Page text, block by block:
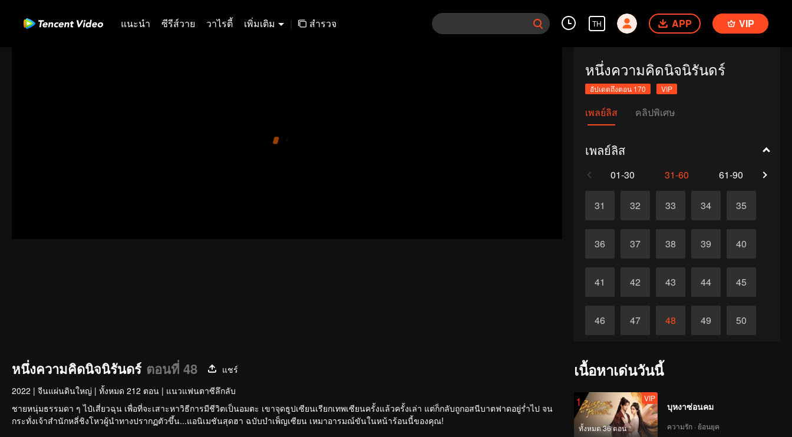
แนะนำ ซีรีส์วาย วาไรตี้ เพิ่มเติม | สำรวจ TH APP VIP
หนึ่งความคิดนิจนิรันดร์
อัปเดตถึงตอน 170 VIP
เพลย์ลิส คลิปพิเศษ
เพลย์ลิส
01-30 31-60 61-90
31 32 33 34 35
36 37 38 39 40
41 42 43 44 45
46 47 48 49 50
56 57
หนึ่งความคิดนิจนิรันดร์ ตอนที่ 48
แชร์
2022 | จีนแผ่นดินใหญ่ | ทั้งหมด 212 ตอน | แนวแฟนตาซีลึกลับ
ชายหนุ่มธรรมดา ๆ ไป๋เสี่ยวฉุน เพื่อที่จะเสาะหาวิธีการมีชีวิตเป็นอมตะ เขาจุดธูปเซียนเรียกเทพเซียนครั้งแล้วครั้งเล่า แต่ก็กลับถูกอสนีบาตฟาดอยู่ร่ำไป จน
กระทั่งเจ้าสำนักหลี่ชิงโหวผู้นำทางปรากฏตัวขึ้น...แอนิเมชันสุดฮา ฉบับบำเพ็ญเซียน เหมาอารมณ์ขันในหน้าร้อนนี้ของคุณ!
เนื้อหาเด่นวันนี้
1
ทั้งหมด 36 ตอน
VIP
บุหงาซ่อนคม
ความรัก · ย้อนยุค